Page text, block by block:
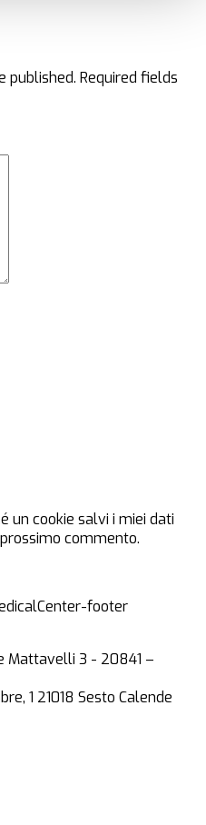
published. Required fields
un cookie salvi i miei dati
commento.
Mattavelli 3 - 20841 –
1 21018 Sesto Calende